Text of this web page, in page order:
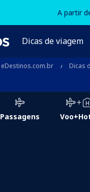
A partir
Dicas de viagem
eDestinos.com.br Dicas
Passagens